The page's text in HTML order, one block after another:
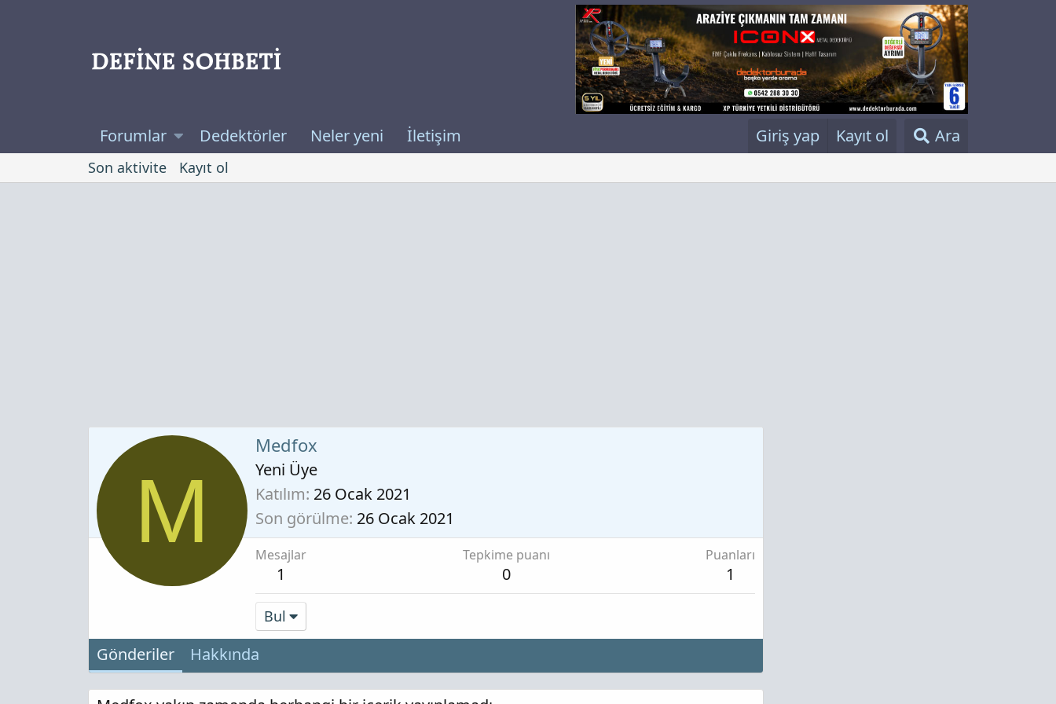
Forumlar Dedektörler Neler yeni İletişim Giriş yap Kayıt ol Ara
Son aktivite Kayıt ol
M
Medfox
Yeni Üye
Katılım 26 Ocak 2021
Son görülme 26 Ocak 2021
Mesajlar
1
Tepkime puanı
0
Puanları
1
Bul
Gönderiler Hakkında